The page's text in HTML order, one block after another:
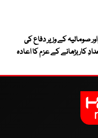
صومالیہ کے وزیر دفاع کی
کار بڑھانے کے عزم کا اعادہ